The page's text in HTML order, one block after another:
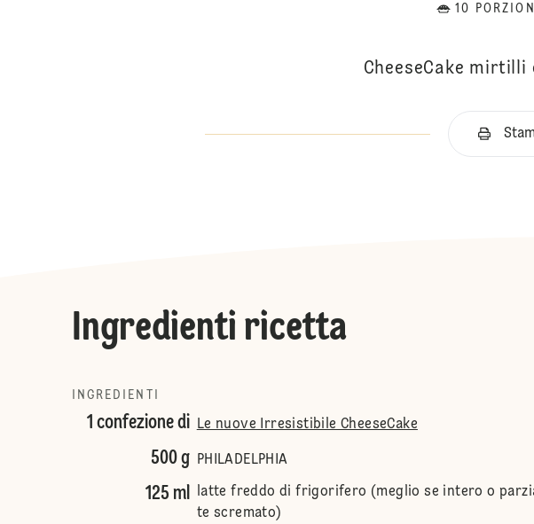
10 PORZIONI
CheeseCake
Ingredienti ricetta
INGREDIENTI
1 confezione di Le nuove Irresistibile CheeseCake
500 g PHILADELPHIA
125 ml
latte freddo di frigorifero (meglio se intero o
te scremato)